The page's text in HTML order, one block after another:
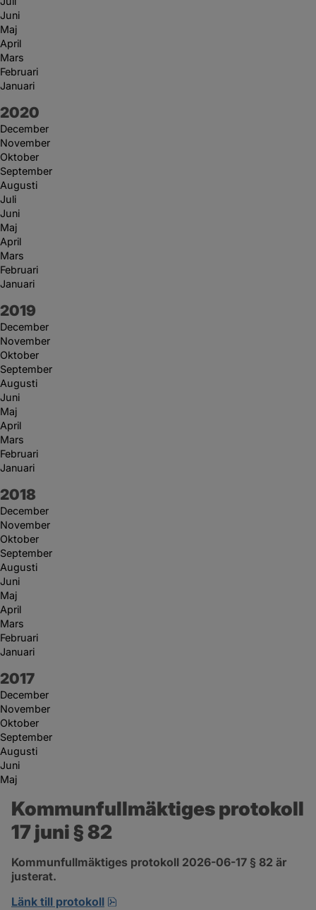
Juni
Maj
April
Mars
Februari
Januari
År:
2020
December
November
Oktober
September
Augusti
Juli
Juni
Maj
April
Mars
Februari
Januari
År:
2019
December
November
Oktober
September
Augusti
Juni
Maj
April
Mars
Februari
Januari
År:
2018
December
November
Oktober
September
Augusti
Juni
Maj
April
Mars
Februari
Januari
År:
2017
December
November
Oktober
September
Augusti
Juni
Maj
Kommunfullmäktiges protokoll
17 juni § 82
Kommunfullmäktiges protokoll 2026-06-17 § 82 är
justerat.
Länk till protokoll